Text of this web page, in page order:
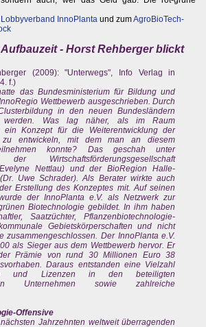
Lobbyverband InnoPlanta und zumAgroBioTech-
- Horst Rehberger blickt
(2009): "Unterwegs", Info Verlag in
f.)
das Bundesministerium für Bildung und
Wettbewerb ausgeschrieben. Durch
in den neuen Bundesländern
werden. Was lag näher, als im Raum
ein Konzept für die Weiterentwicklung der
zu entwickeln, mit dem man an diesem
konnte? Das geschah unter
der Wirtschaftsförderungsgesellschaft
Nettlau) und der BioRegion Halle-
Uwe Schrader). Als Berater wirkte auch
Erstellung des Konzeptes mit. Auf seinen
der InnoPlanta e.V. als Netzwerk zur
Biotechnologie gebildet. In ihm haben
Saatzüchter, Pflanzenbiotechnologie-
Gebietskörperschaften und nicht
zusammengeschlossen. Der InnoPlanta e.V.
als Sieger aus dem Wettbewerb hervor. Er
Prämie von rund 30 Millionen Euro 38
Daraus entstanden eine Vielzahl
und Lizenzen in den beteiligten
Unternehmen sowie zahlreiche
Offensive
Jahrzehnten weltweit überragenden